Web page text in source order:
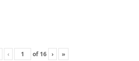
‹ of 16 › »